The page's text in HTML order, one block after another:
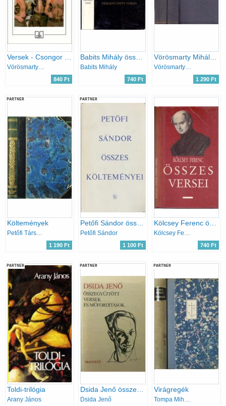
Vörösmarty Mihály
840 Ft
Babits Mihály
740 Ft
Vörösmarty Mihály összes költői művei I-II.
Vörösmarty Mihály
1 290 Ft
PARTNER
Költemények
Petőfi Társaság tagjai
1 190 Ft
PARTNER
Petőfi Sándor összes költeményei II.
Petőfi Sándor
1 100 Ft
Kölcsey Ferenc összes versei
Kölcsey Ferenc
740 Ft
PARTNER
Toldi-trilógia
Arany János
PARTNER
Dsida Jenő
PARTNER
Virágregék
Tompa Mihály